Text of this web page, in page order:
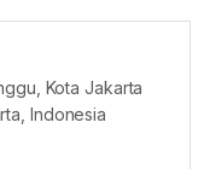
Kota Jakarta
IndonesiaPalapa Dentist